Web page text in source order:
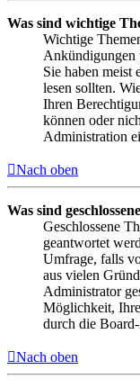
Was sind wichtige
Wichtige
Ankündigungen
Sie haben meist
lesen sollten.
Ihren
können oder
Administration
Nach oben
Was sind
Geschlossene
geantwortet
Umfrage, falls
aus vielen
Administrator
Möglichkeit,
durch die
Nach oben